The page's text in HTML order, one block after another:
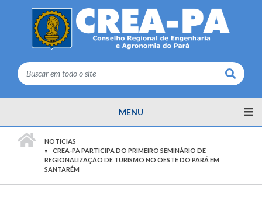
Buscar
MENU
NOTICIAS
CREA-PA PARTICIPA DO PRIMEIRO SEMINÁRIO DE
REGIONALIZAÇÃO DE TURISMO NO OESTE DO PARÁ EM
SANTARÉM